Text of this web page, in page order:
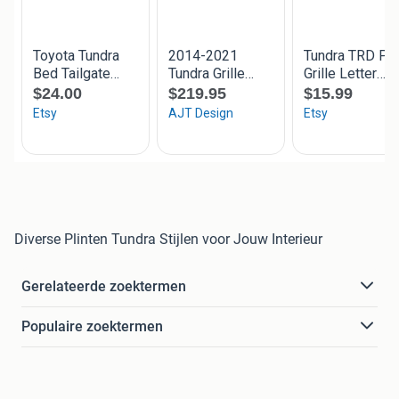
Diverse Plinten Tundra Stijlen voor Jouw Interieur
Gerelateerde zoektermen
Populaire zoektermen